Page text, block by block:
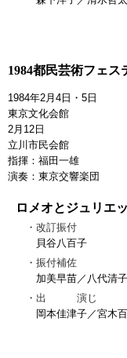
1984都民芸術フェス
1984年2月4日・5日
東京文化会館
2月12日
立川市民会館
指揮：福田一雄
演奏：東京交響楽団
ロメオとジュリエ
改訂振付
貝谷八百子
振付補佐
加美早苗／八代清子
出 演じ
岡本佳津子／宮木